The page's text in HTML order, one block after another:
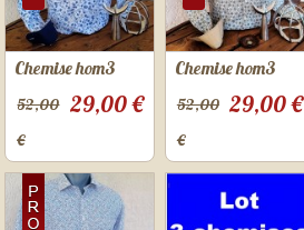
Chemise hom3
29,00 €
52,00
€
Chemise hom3
29,00 €
52,00
€